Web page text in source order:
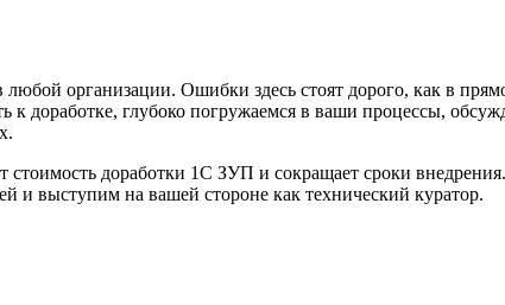
организации. Ошибки здесь стоят дорого, как в
доработке, глубоко погружаемся в ваши процессы,
доработки 1С ЗУП и сокращает сроки
и выступим на вашей стороне как технический куратор.